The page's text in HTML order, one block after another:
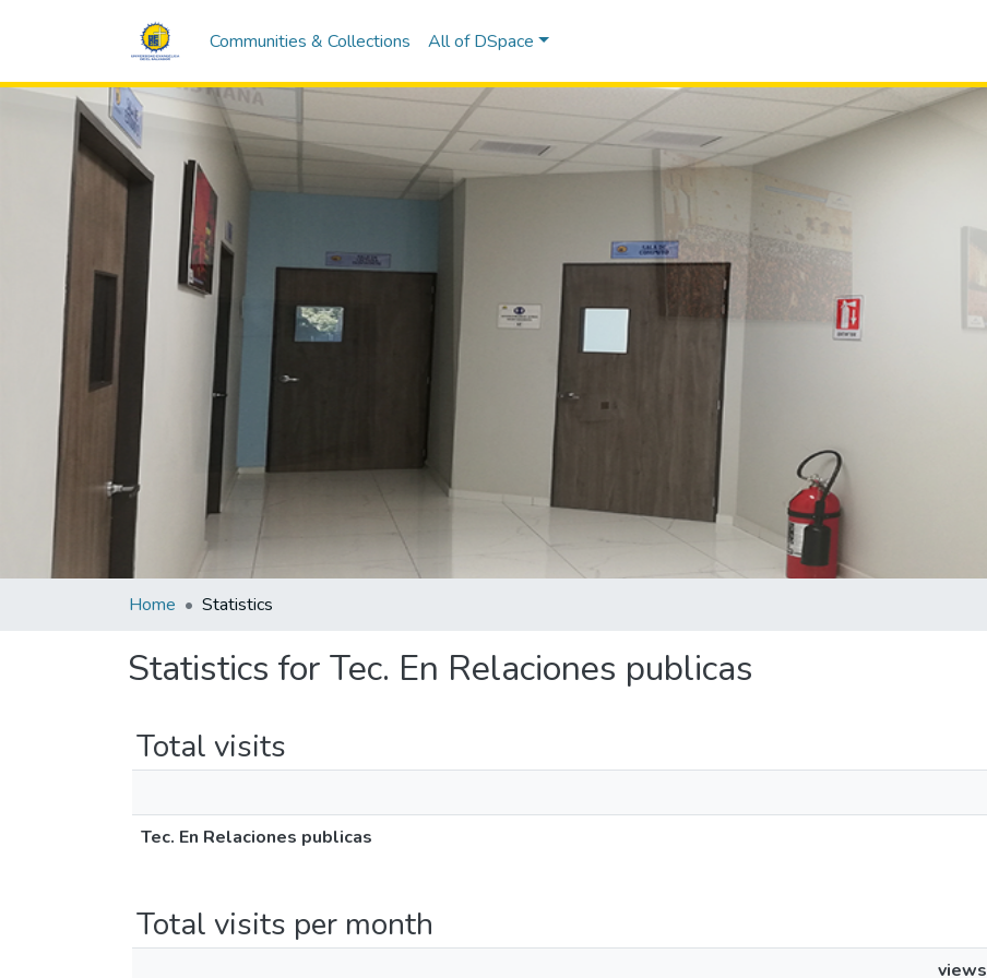
Communities & Collections All of DSpace
Home Statistics
Statistics for Tec. En Relaciones publicas
Total visits
Tec. En Relaciones publicas
Total visits per month
views